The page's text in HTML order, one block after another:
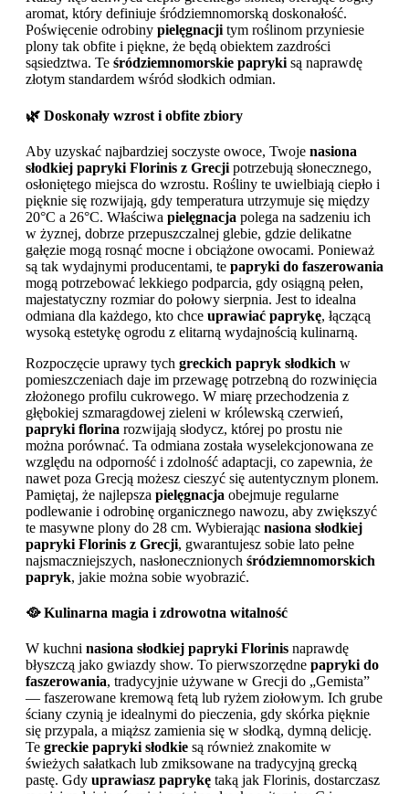
aromat, który definiuje śródziemnomorską doskonałość.
Poświęcenie odrobiny pielęgnacji tym roślinom przyniesie
plony tak obfite i piękne, że będą obiektem zazdrości
sąsiedztwa. Te śródziemnomorskie papryki są naprawdę
złotym standardem wśród słodkich odmian.
🌿 Doskonały wzrost i obfite zbiory
Aby uzyskać najbardziej soczyste owoce, Twoje nasiona
słodkiej papryki Florinis z Grecji potrzebują słonecznego,
osłoniętego miejsca do wzrostu. Rośliny te uwielbiają ciepło i
pięknie się rozwijają, gdy temperatura utrzymuje się między
20°C a 26°C. Właściwa pielęgnacja polega na sadzeniu ich
w żyznej, dobrze przepuszczalnej glebie, gdzie delikatne
gałęzie mogą rosnąć mocne i obciążone owocami. Ponieważ
są tak wydajnymi producentami, te papryki do faszerowania
mogą potrzebować lekkiego podparcia, gdy osiągną pełen,
majestatyczny rozmiar do połowy sierpnia. Jest to idealna
odmiana dla każdego, kto chce uprawiać paprykę, łączącą
wysoką estetykę ogrodu z elitarną wydajnością kulinarną.
Rozpoczęcie uprawy tych greckich papryk słodkich w
pomieszczeniach daje im przewagę potrzebną do rozwinięcia
złożonego profilu cukrowego. W miarę przechodzenia z
głębokiej szmaragdowej zieleni w królewską czerwień,
papryki florina rozwijają słodycz, której po prostu nie
można porównać. Ta odmiana została wyselekcjonowana ze
względu na odporność i zdolność adaptacji, co zapewnia, że
nawet poza Grecją możesz cieszyć się autentycznym plonem.
Pamiętaj, że najlepsza pielęgnacja obejmuje regularne
podlewanie i odrobinę organicznego nawozu, aby zwiększyć
te masywne plony do 28 cm. Wybierając nasiona słodkiej
papryki Florinis z Grecji, gwarantujesz sobie lato pełne
najsmaczniejszych, nasłonecznionych śródziemnomorskich
papryk, jakie można sobie wyobrazić.
🥘 Kulinarna magia i zdrowotna witalność
W kuchni nasiona słodkiej papryki Florinis naprawdę
błyszczą jako gwiazdy show. To pierwszorzędne papryki do
faszerowania, tradycyjnie używane w Grecji do „Gemista”
— faszerowane kremową fetą lub ryżem ziołowym. Ich grube
ściany czynią je idealnymi do pieczenia, gdy skórka pięknie
się przypala, a miąższ zamienia się w słodką, dymną delicję.
Te greckie papryki słodkie są również znakomite w
świeżych sałatkach lub zmiksowane na tradycyjną grecką
pastę. Gdy uprawiasz paprykę taką jak Florinis, dostarczasz